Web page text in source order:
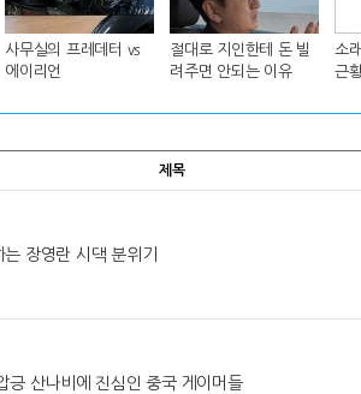
사무실의 프레데터 vs
에이리언
절대로 지인한테 돈 빌
려주면 안되는 이유
소
근
제목
는 장영란 시댁 분위기
긍 산나비에 진심인 중국 게이머들